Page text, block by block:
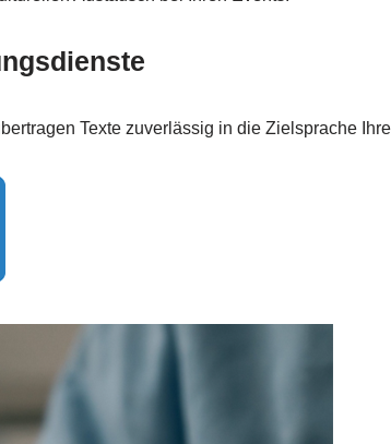
Texte zuverlässig in die Zielsprache